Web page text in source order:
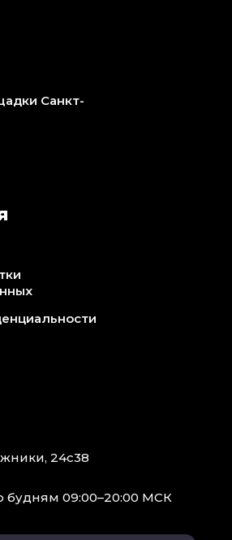
Санкт-
24с38
будням 09:00–20:00 МСК